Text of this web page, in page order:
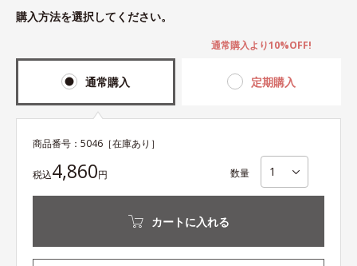
購入方法を選択してください。
通常購入 定期購入
通常購入より10%OFF!
商品番号： 5046 ［在庫あり］
税込4,860円 数量
カートに入れる